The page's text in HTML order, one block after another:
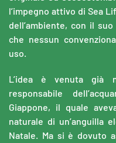
l’impegno attivo di Sea
dell’ambiente, con il
che nessun
uso.
L’idea è venuta già
responsabile
Giappone, il quale
naturale di un’anguilla
Natale. Ma si è dovuto